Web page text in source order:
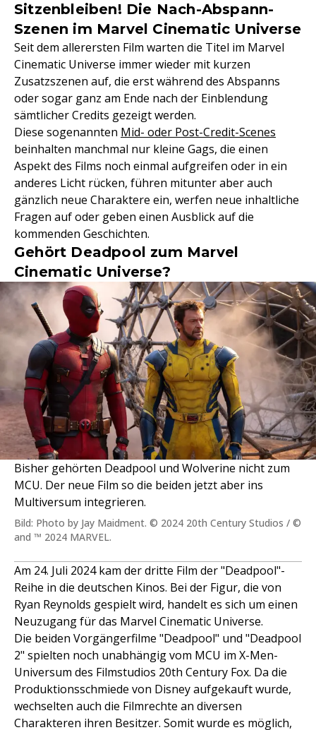
Sitzenbleiben! Die Nach-Abspann-
Szenen im Marvel Cinematic Universe
Seit dem allerersten Film warten die Titel im Marvel
Cinematic Universe immer wieder mit kurzen
Zusatzszenen auf, die erst während des Abspanns
oder sogar ganz am Ende nach der Einblendung
sämtlicher Credits gezeigt werden.
Diese sogenannten Mid- oder Post-Credit-Scenes
beinhalten manchmal nur kleine Gags, die einen
Aspekt des Films noch einmal aufgreifen oder in ein
anderes Licht rücken, führen mitunter aber auch
gänzlich neue Charaktere ein, werfen neue inhaltliche
Fragen auf oder geben einen Ausblick auf die
kommenden Geschichten.
Gehört Deadpool zum Marvel
Cinematic Universe?
Bisher gehörten Deadpool und Wolverine nicht zum
MCU. Der neue Film so die beiden jetzt aber ins
Multiversum integrieren.
Bild: Photo by Jay Maidment. © 2024 20th Century Studios / ©
and ™ 2024 MARVEL.
Am 24. Juli 2024 kam der dritte Film der "Deadpool"-
Reihe in die deutschen Kinos. Bei der Figur, die von
Ryan Reynolds gespielt wird, handelt es sich um einen
Neuzugang für das Marvel Cinematic Universe.
Die beiden Vorgängerfilme "Deadpool" und "Deadpool
2" spielten noch unabhängig vom MCU im X-Men-
Universum des Filmstudios 20th Century Fox. Da die
Produktionsschmiede von Disney aufgekauft wurde,
wechselten auch die Filmrechte an diversen
Charakteren ihren Besitzer. Somit wurde es möglich,